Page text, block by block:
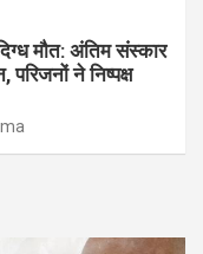
मौत: अंतिम संस्कार
ने निष्पक्ष